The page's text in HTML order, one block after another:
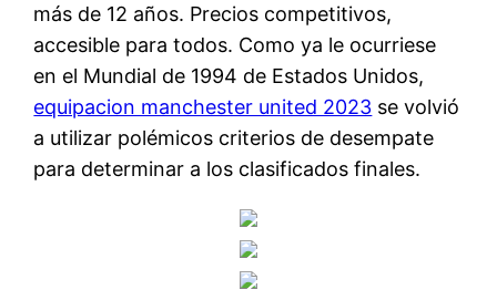
más de 12 años. Precios competitivos,
accesible para todos. Como ya le ocurriese
en el Mundial de 1994 de Estados Unidos,
equipacion manchester united 2023 se volvió
a utilizar polémicos criterios de desempate
para determinar a los clasificados finales.